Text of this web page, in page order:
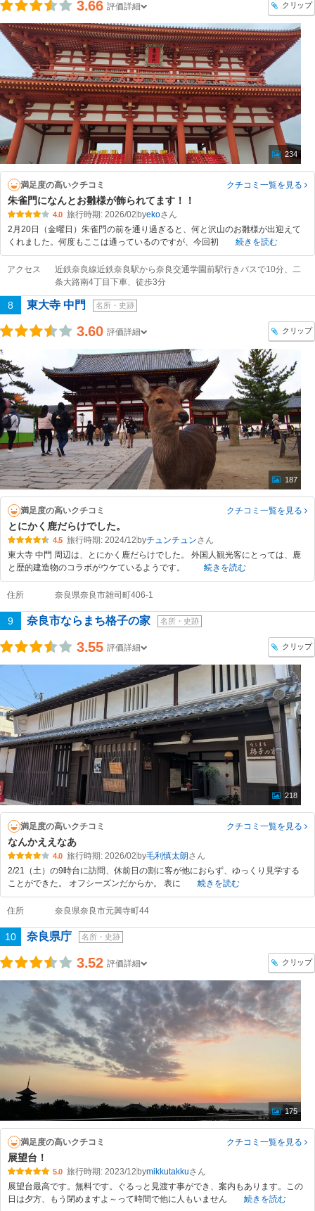
3.66 評価詳細 クリップ
234
満足度の高いクチコミ クチコミ一覧を見る
朱雀門になんとお雛様が飾られてます！！
4.0 旅行時期: 2026/02 byeko
2月20日（金曜日）朱雀門の前を通り過ぎると、何と沢山のお雛様が出迎えて
くれました。何度もここは通っているのですが、今回初
続きを読む
アクセス
近鉄奈良線近鉄奈良駅から奈良交通学園前駅行きバスで10分、二
条大路南4丁目下車、徒歩3分
8 東大寺 中門 名所・史跡
3.60 評価詳細 クリップ
187
満足度の高いクチコミ クチコミ一覧を見る
とにかく鹿だらけでした。
4.5 旅行時期: 2024/12 byチュンチュン
東大寺 中門 周辺は、とにかく鹿だらけでした。 外国人観光客にとっては、鹿
と歴的建造物のコラボがウケているようです。
続きを読む
住所 奈良県奈良市雑司町406-1
9 奈良市ならまち格子の家 名所・史跡
3.55 評価詳細 クリップ
218
満足度の高いクチコミ クチコミ一覧を見る
なんかええなあ
4.0 旅行時期: 2026/02 by毛利慎太朗
2/21（土）の9時台に訪問、休前日の割に客が他におらず、ゆっくり見学する
ことができた。 オフシーズンだからか。 表に
続きを読む
住所 奈良県奈良市元興寺町44
10 奈良県庁 名所・史跡
3.52 評価詳細 クリップ
175
満足度の高いクチコミ クチコミ一覧を見る
展望台！
5.0 旅行時期: 2023/12 bymikkutakku
展望台最高です。無料です。ぐるっと見渡す事ができ、案内もあります。この
日は夕方、もう閉めますよ～って時間で他に人もいません
続きを読む